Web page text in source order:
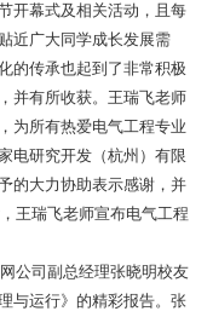
开幕式及相关活动，且每
近广大同学成长发展需
的传承也起到了非常积极
并有所收获。王瑞飞老师
为所有热爱电气工程专业
电研究开发（杭州）有限
的大力协助表示感谢，并
王瑞飞老师宣布电气工程
公司副总经理张晓明校友
与运行》的精彩报告。张